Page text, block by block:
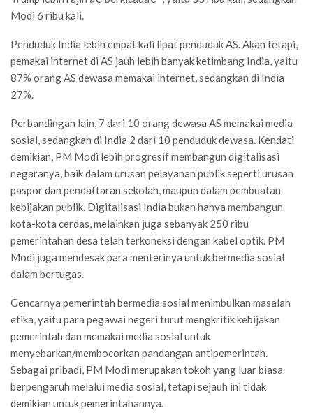
Modi 6 ribu kali.
Penduduk India lebih empat kali lipat penduduk AS. Akan tetapi,
pemakai internet di AS jauh lebih banyak ketimbang India, yaitu
87% orang AS dewasa memakai internet, sedangkan di India
27%.
Perbandingan lain, 7 dari 10 orang dewasa AS memakai media
sosial, sedangkan di India 2 dari 10 penduduk dewasa. Kendati
demikian, PM Modi lebih progresif membangun digitalisasi
negaranya, baik dalam urusan pelayanan publik seperti urusan
paspor dan pendaftaran sekolah, maupun dalam pembuatan
kebijakan publik. Digitalisasi India bukan hanya membangun
kota-kota cerdas, melainkan juga sebanyak 250 ribu
pemerintahan desa telah terkoneksi dengan kabel optik. PM
Modi juga mendesak para menterinya untuk bermedia sosial
dalam bertugas.
Gencarnya pemerintah bermedia sosial menimbulkan masalah
etika, yaitu para pegawai negeri turut mengkritik kebijakan
pemerintah dan memakai media sosial untuk
menyebarkan/membocorkan pandangan antipemerintah.
Sebagai pribadi, PM Modi merupakan tokoh yang luar biasa
berpengaruh melalui media sosial, tetapi sejauh ini tidak
demikian untuk pemerintahannya.